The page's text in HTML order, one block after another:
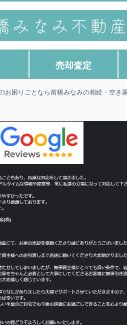
売却査定
お困りごとなら前橋みなみの相続・空き